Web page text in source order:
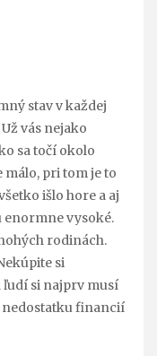
stav v každej
vás nejako
sa točí okolo
málo, pri tom je to
išlo hore a aj
enormne vysoké.
rodinách.
si
ľudí si najprv musí
nedostatku financií